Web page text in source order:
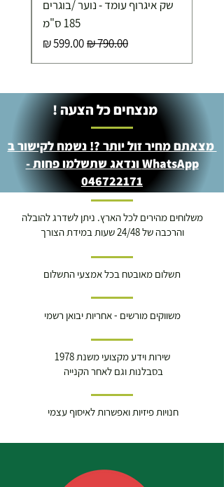
שק איגרוף עומד - נוער /בוגרים
185 ס"מ
מחיר רגילמחיר מבצע
מנצחים כל הצעה !
מצאתם מחיר זול יותר ?! נשמח לקישור ב
WhatsApp ונדאג שתשלמו פחות -
046722171
משלוחים מהירים לכל הארץ. ניתן לשדרג להובלה
והרכבה של 24/48 שעות במידת הצורך
תשלום מאובטח בכל אמצעי התשלום
משווקים מורשים - אחריות יבואן רשמי
שירות וידע מקצועי משנת 1978
בסבלנות וגם לאחר הקנייה
חנויות פיזיות ואפשרות לאיסוף עצמי